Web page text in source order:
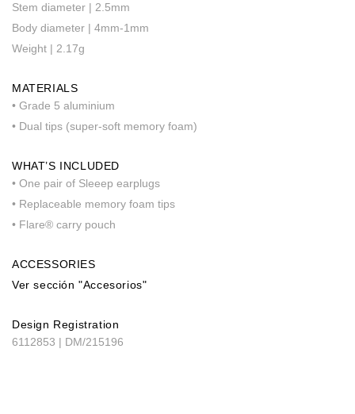
Stem diameter | 2.5mm
Body diameter | 4mm-1mm
Weight | 2.17g
MATERIALS
• Grade 5 aluminium
• Dual tips (super-soft memory foam)
WHAT’S INCLUDED
• One pair of Sleeep earplugs
• Replaceable memory foam tips
• Flare® carry pouch
ACCESSORIES
Ver sección "Accesorios"
Design Registration
6112853 | DM/215196